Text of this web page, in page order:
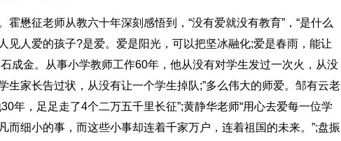
霍懋征老师从教六十年深刻感悟到，“没有爱就没有教育”，“是什么
见人爱的孩子?是爱。爱是阳光，可以把坚冰融化;爱是春雨，能让
成金。从事小学教师工作60年，他从没有对学生发过一次火，从没
生家长告过状，从没有让一个学生掉队;”多么伟大的师爱。邹有云老
年，足足走了4个二万五千里长征”;黄静华老师“用心去爱每一位学
而细小的事，而这些小事却连着千家万户，连着祖国的未来。”;盘振